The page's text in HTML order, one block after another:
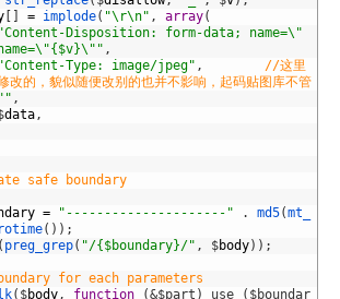
= implode( "\r\n" , array(
"Content-Disposition: form-data; name=\"
,
"Content-Type: image/jpeg" ,
//这里
改的，貌似随便改别的也并不影响，起码贴图库不管
"" ,
data,
safe boundary
= "---------------------" . md5(mt_
( ) ) ;
( preg_grep( "/{$boundary}/" , $body) ) ;
for each parameters
( $body, function (&$part) use ($boundar